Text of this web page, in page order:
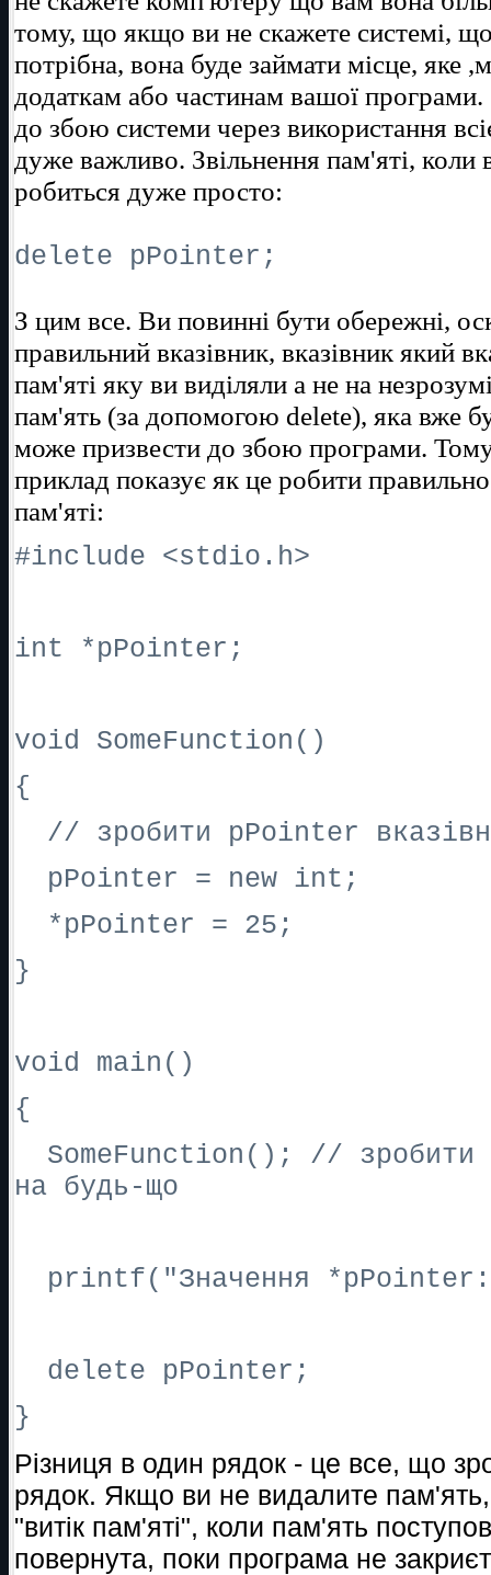
тому, що якщо ви не скажете системі,
потрібна, вона буде займати місце, яке
додаткам або частинам вашої
до збою системи через використання
дуже важливо. Звільнення пам'яті, коли
робиться дуже просто:
delete pPointer;
З цим все. Ви повинні бути обережні,
правильний вказівник, вказівник який
пам'яті яку ви виділяли а не на
пам'ять (за допомогою delete), яка вже
може призвести до збою програми.
приклад показує як це робити
пам'яті:
#include <stdio.h>
int *pPointer;
void SomeFunction()
{
// зробити pPointer
pPointer = new int;
*pPointer = 25;
}
void main()
{
SomeFunction(); // зробити
на будь-що
printf("Значення
delete pPointer;
}
Різниця в один рядок - це все, що
рядок. Якщо ви не видалите
"витік пам'яті", коли пам'ять
повернута, поки програма не